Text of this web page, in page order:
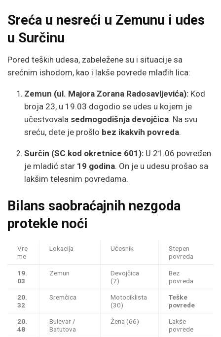
Sreća u nesreći u Zemunu i udes
u Surčinu
Pored teških udesa, zabeležene su i situacije sa
srećnim ishodom, kao i lakše povrede mlađih lica:
Zemun (ul. Majora Zorana Radosavljevića): Kod
broja 23, u 19.03 dogodio se udes u kojem je
učestvovala sedmogodišnja devojčica. Na svu
sreću, dete je prošlo bez ikakvih povreda.
Surčin (SC kod okretnice 601): U 21.06 povređen
je mladić star 19 godina. On je u udesu prošao sa
lakšim telesnim povredama.
Bilans saobraćajnih nezgoda
protekle noći
Vre
me
Lokacija Učesnik
Stepen
povreda
19.
03
Zemun
Devojčica
(7)
Bez
povreda
20.
32
Sremčica
Motociklista
(30)
Teške
povrede
20.
48
Bulevar /
Batutova
Žena (66)
Lakše
povrede